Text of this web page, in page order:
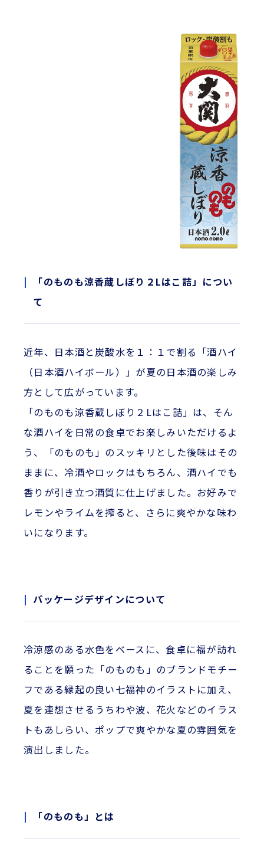
「のものも涼香蔵しぼり２Lはこ詰」につい
て
近年、日本酒と炭酸水を１：１で割る「酒ハイ
（日本酒ハイボール）」が夏の日本酒の楽しみ
方として広がっています。
「のものも涼香蔵しぼり２Lはこ詰」は、そん
な酒ハイを日常の食卓でお楽しみいただけるよ
う、「のものも」のスッキリとした後味はその
ままに、冷酒やロックはもちろん、酒ハイでも
香りが引き立つ酒質に仕上げました。お好みで
レモンやライムを搾ると、さらに爽やかな味わ
いになります。
パッケージデザインについて
冷涼感のある水色をベースに、食卓に福が訪れ
ることを願った「のものも」のブランドモチー
フである縁起の良い七福神のイラストに加え、
夏を連想させるうちわや波、花火などのイラス
トもあしらい、ポップで爽やかな夏の雰囲気を
演出しました。
「のものも」とは